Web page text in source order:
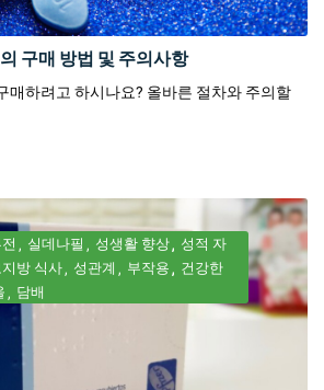
구매 방법 및 주의사항
매하려고 하시나요? 올바른 절차와 주의할
실데나필 성생활 향상
성적 자
지방 식사 성관계 부작용
건강한
담배